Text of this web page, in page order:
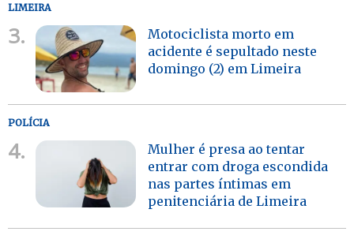
LIMEIRA
3.
Motociclista morto em
acidente é sepultado neste
domingo (2) em Limeira
POLÍCIA
4.
Mulher é presa ao tentar
entrar com droga escondida
nas partes íntimas em
penitenciária de Limeira